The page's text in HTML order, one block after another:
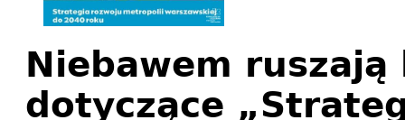
Niebawem ruszają
dotyczące